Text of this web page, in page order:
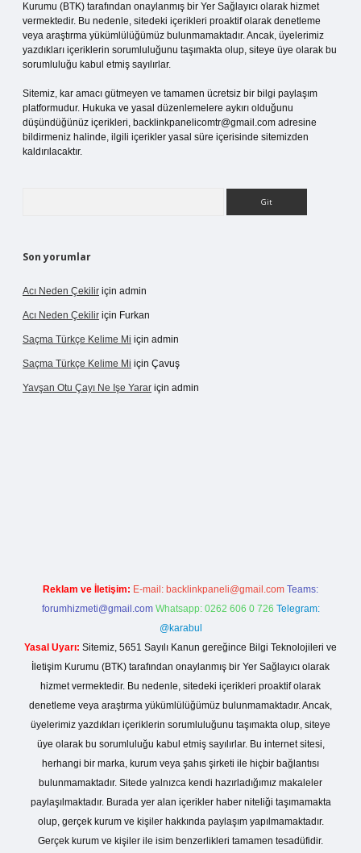
Kurumu (BTK) tarafından onaylanmış bir Yer Sağlayıcı olarak hizmet
vermektedir. Bu nedenle, sitedeki içerikleri proaktif olarak denetleme
veya araştırma yükümlülüğümüz bulunmamaktadır. Ancak, üyelerimiz
yazdıkları içeriklerin sorumluluğunu taşımakta olup, siteye üye olarak bu
sorumluluğu kabul etmiş sayılırlar.
Sitemiz, kar amacı gütmeyen ve tamamen ücretsiz bir bilgi paylaşım
platformudur. Hukuka ve yasal düzenlemelere aykırı olduğunu
düşündüğünüz içerikleri, backlinkpanelicomtr@gmail.com adresine
bildirmeniz halinde, ilgili içerikler yasal süre içerisinde sitemizden
kaldırılacaktır.
Son yorumlar
Acı Neden Çekilir için admin
Acı Neden Çekilir için Furkan
Saçma Türkçe Kelime Mi için admin
Saçma Türkçe Kelime Mi için Çavuş
Yavşan Otu Çayı Ne Işe Yarar için admin
Reklam ve İletişim: E-mail: backlinkpaneli@gmail.com Teams:
forumhizmeti@gmail.com Whatsapp: 0262 606 0 726 Telegram:
@karabul
Yasal Uyarı: Sitemiz, 5651 Sayılı Kanun gereğince Bilgi Teknolojileri ve
İletişim Kurumu (BTK) tarafından onaylanmış bir Yer Sağlayıcı olarak
hizmet vermektedir. Bu nedenle, sitedeki içerikleri proaktif olarak
denetleme veya araştırma yükümlülüğümüz bulunmamaktadır. Ancak,
üyelerimiz yazdıkları içeriklerin sorumluluğunu taşımakta olup, siteye
üye olarak bu sorumluluğu kabul etmiş sayılırlar. Bu internet sitesi,
herhangi bir marka, kurum veya şahıs şirketi ile hiçbir bağlantısı
bulunmamaktadır. Sitede yalnızca kendi hazırladığımız makaleler
paylaşılmaktadır. Burada yer alan içerikler haber niteliği taşımamakta
olup, gerçek kurum ve kişiler hakkında paylaşım yapılmamaktadır.
Gerçek kurum ve kişiler ile isim benzerlikleri tamamen tesadüfidir.